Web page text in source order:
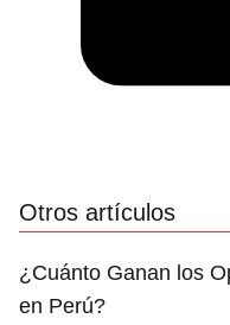
Otros artículos
¿Cuánto Ganan los
en Perú?